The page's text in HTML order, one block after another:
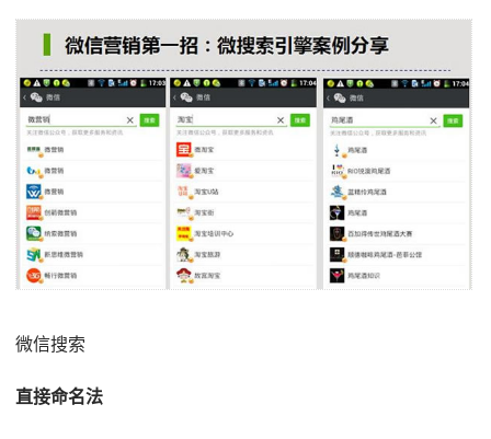
微信搜索
直接命名法